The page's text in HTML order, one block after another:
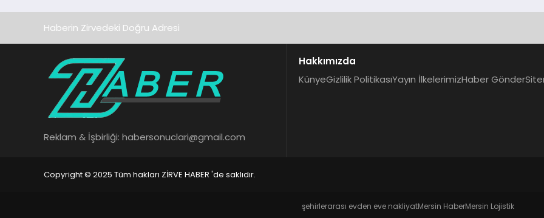
Haberin Zirvedeki Doğru Adresi
Reklam & İşbirliği: habersonuclari@gmail.com
Hakkımızda
KünyeGizlilik PolitikasıYayın İlkelerimizHaber Gönder
Copyright © 2025 Tüm hakları ZİRVE HABER 'de saklıdır.
şehirlerarası evden eve nakliyatMersin HaberMersin Lojistik